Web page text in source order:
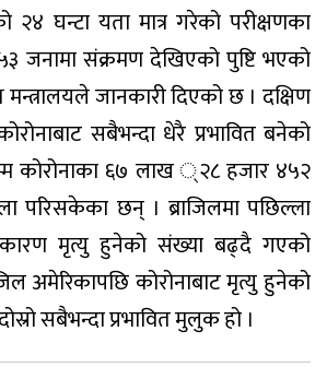
२४ घन्टा यता मात्र गरेको परीक्षणका
जनामा संक्रमण देखिएको पुष्टि भएको
मन्त्रालयले जानकारी दिएको छ । दक्षिण
सबैभन्दा धेरै प्रभावित बनेको
कोरोनाका ६७ लाख ्२८ हजार ४५२
परिसकेका छन् । ब्राजिलमा पछिल्ला
कारण मृत्यु हुनेको संख्या बढ्दै गएको
अमेरिकापछि कोरोनाबाट मृत्यु हुनेको
सबैभन्दा प्रभावित मुलुक हो ।